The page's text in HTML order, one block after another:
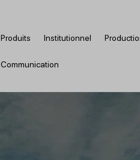
Produits Institutionnel
Communication